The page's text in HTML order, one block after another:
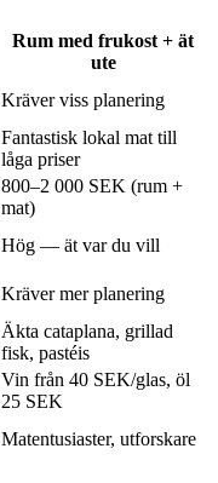
Rum med frukost + ät
ute
Kräver viss planering
Fantastisk lokal mat till
låga priser
800–2 000 SEK (rum +
mat)
Hög — ät var du vill
Kräver mer planering
Äkta cataplana, grillad
fisk, pastéis
Vin från 40 SEK/glas, öl
25 SEK
Matentusiaster, utforskare